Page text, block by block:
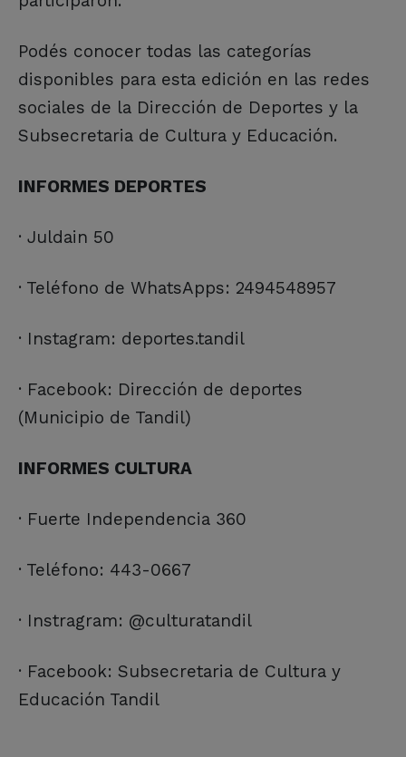
Podés conocer todas las categorías
disponibles para esta edición en las redes
sociales de la Dirección de Deportes y la
Subsecretaria de Cultura y Educación.
INFORMES DEPORTES
· Juldain 50
· Teléfono de WhatsApps: 2494548957
· Instagram: deportes.tandil
· Facebook: Dirección de deportes
(Municipio de Tandil)
INFORMES CULTURA
· Fuerte Independencia 360
· Teléfono: 443-0667
· Instragram: @culturatandil
· Facebook: Subsecretaria de Cultura y
Educación Tandil